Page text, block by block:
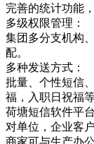
完善的统计功能
多级权限管理：
集团多分支机构
配。
多种发送方式：
批量、个性短信
福，入职日祝福等
荷塘短信软件平
对单位，企业客
商家可与生产办